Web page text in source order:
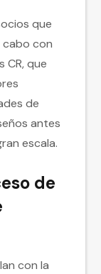
que
cabo con
CR, que
de
antes
escala.
de
con la